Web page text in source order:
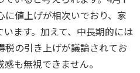
に値上げが相次いでおり、家
ます。加えて、中長期的には
税の引き上げが議論されてお
も無視できません。